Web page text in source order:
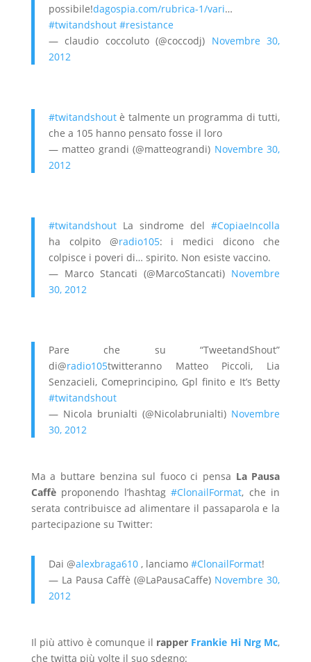
possibile!dagospia.com/rubrica-1/vari…
#twitandshout #resistance
— claudio coccoluto (@coccodj) Novembre 30,
2012
#twitandshoutè talmente un programma di tutti,
che a 105 hanno pensato fosse il loro
— matteo grandi (@matteograndi) Novembre 30,
2012
#twitandshoutLa sindrome del#CopiaeIncolla
ha colpito @radio105: i medici dicono che
colpisce i poveri di… spirito. Non esiste vaccino.
— Marco Stancati (@MarcoStancati) Novembre
30, 2012
Pare che su “TweetandShout”
di@radio105twitteranno Matteo Piccoli, Lia
Senzacieli, Comeprincipino, Gpl finito e It’s Betty
#twitandshout
— Nicola brunialti (@Nicolabrunialti) Novembre
30, 2012
Ma a buttare benzina sul fuoco ci pensa La Pausa
Caffèproponendo l’hashtag#ClonailFormat, che in
serata contribuisce ad alimentare il passaparola e la
partecipazione su Twitter:
Dai @alexbraga610, lanciamo #ClonailFormat!
— La Pausa Caffè (@LaPausaCaffe) Novembre 30,
2012
Il più attivo è comunque il rapper Frankie Hi Nrg Mc,
che twitta più volte il suo sdegno: